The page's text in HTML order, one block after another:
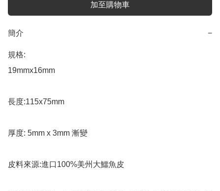
加至購物車
簡介 −
規格:
19mmx16mm
長度:115x75mm
厚度: 5mm x 3mm 漸變
皮料來源:進口100%美州大鱷魚皮